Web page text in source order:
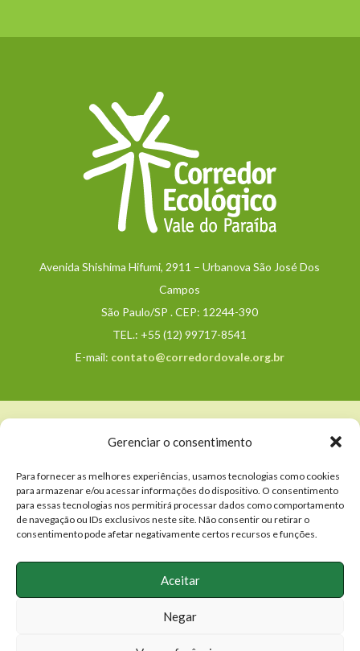
Gerenciar o consentimento
Para fornecer as melhores experiências, usamos tecnologias como cookies
para armazenar e/ou acessar informações do dispositivo. O consentimento
para essas tecnologias nos permitirá processar dados como comportamento
de navegação ou IDs exclusivos neste site. Não consentir ou retirar o
consentimento pode afetar negativamente certos recursos e funções.
Aceitar
Negar
Avenida Shishima Hifumi, 2911 – Urbanova São José Dos
Campos
São Paulo/SP . CEP: 12244-390
TEL.: +55 (12) 99717-8541
E-mail: contato@corredordovale.org.br
Política de Privacidade e Termos de Uso
© 2025. Todos os direitos reservados.
Associação Corredor Ecológico do Vale do
Paraíba.